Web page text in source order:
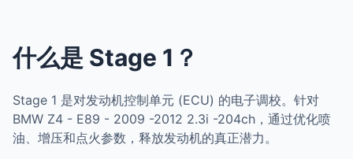
什么是 Stage 1？
Stage 1 是对发动机控制单元 (ECU) 的电子调校。针对
BMW Z4 - E89 - 2009 -2012 2.3i -204ch，通过优化喷
油、增压和点火参数，释放发动机的真正潜力。